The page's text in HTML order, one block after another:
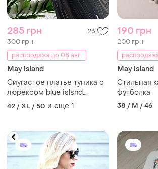
285 грн 23
300 грн
распродажа до 08 авг.
May island
Сиугастое платье туника с
люрексом blue islsnd
натарульный состав
ввскоза размер xl
42 / XL / 50 и еще 1
190 грн
200 грн
May island
Стильная
футболка
38 / M / 46